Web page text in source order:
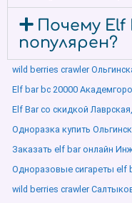
Почему Elf
популярен?
wild berries crawler
Elf bar bc 20000
Elf Bar со скидкой
Одноразка купить
Заказать elf bar онлайн
Одноразовые сигареты elf
wild berries crawler